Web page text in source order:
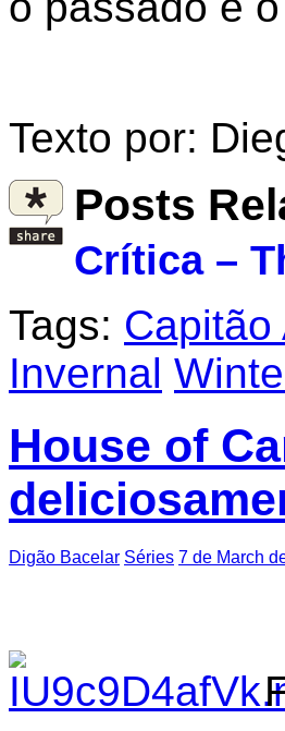
Texto por:
Posts
Crítica –
Tags: Capitão
Invernal
House of
Digão Bacelar Séries 7 de March